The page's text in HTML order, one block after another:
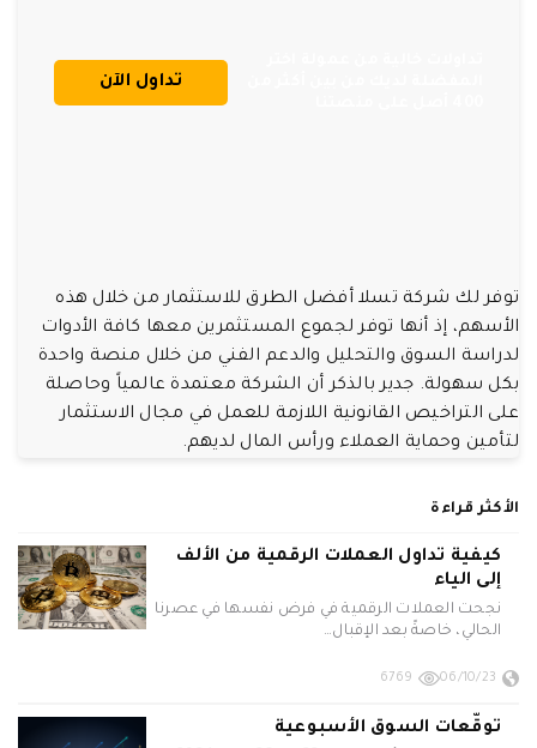
تداول الآن
توفر لك شركة تسلا أفضل الطرق للاستثمار من خلال هذه
الأسهم، إذ أنها توفر لجموع المستثمرين معها كافة الأدوات
لدراسة السوق والتحليل والدعم الفني من خلال منصة واحدة
بكل سهولة. جدير بالذكر أن الشركة معتمدة عالمياً وحاصلة
على التراخيص القانونية اللازمة للعمل في مجال الاستثمار
لتأمين وحماية العملاء ورأس المال لديهم.
الأكثر قراءة
كيفية تداول العملات الرقمية من الألف
إلى الياء
نجحت العملات الرقمية في فرض نفسها في عصرنا
الحالي، خاصةً بعد الإقبال…
06/10/23
6769
توقّعات السوق الأسبوعية